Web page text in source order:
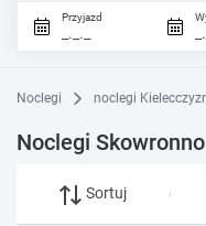
Przyjazd
_._._
Noclegi noclegi
Noclegi
Sortuj